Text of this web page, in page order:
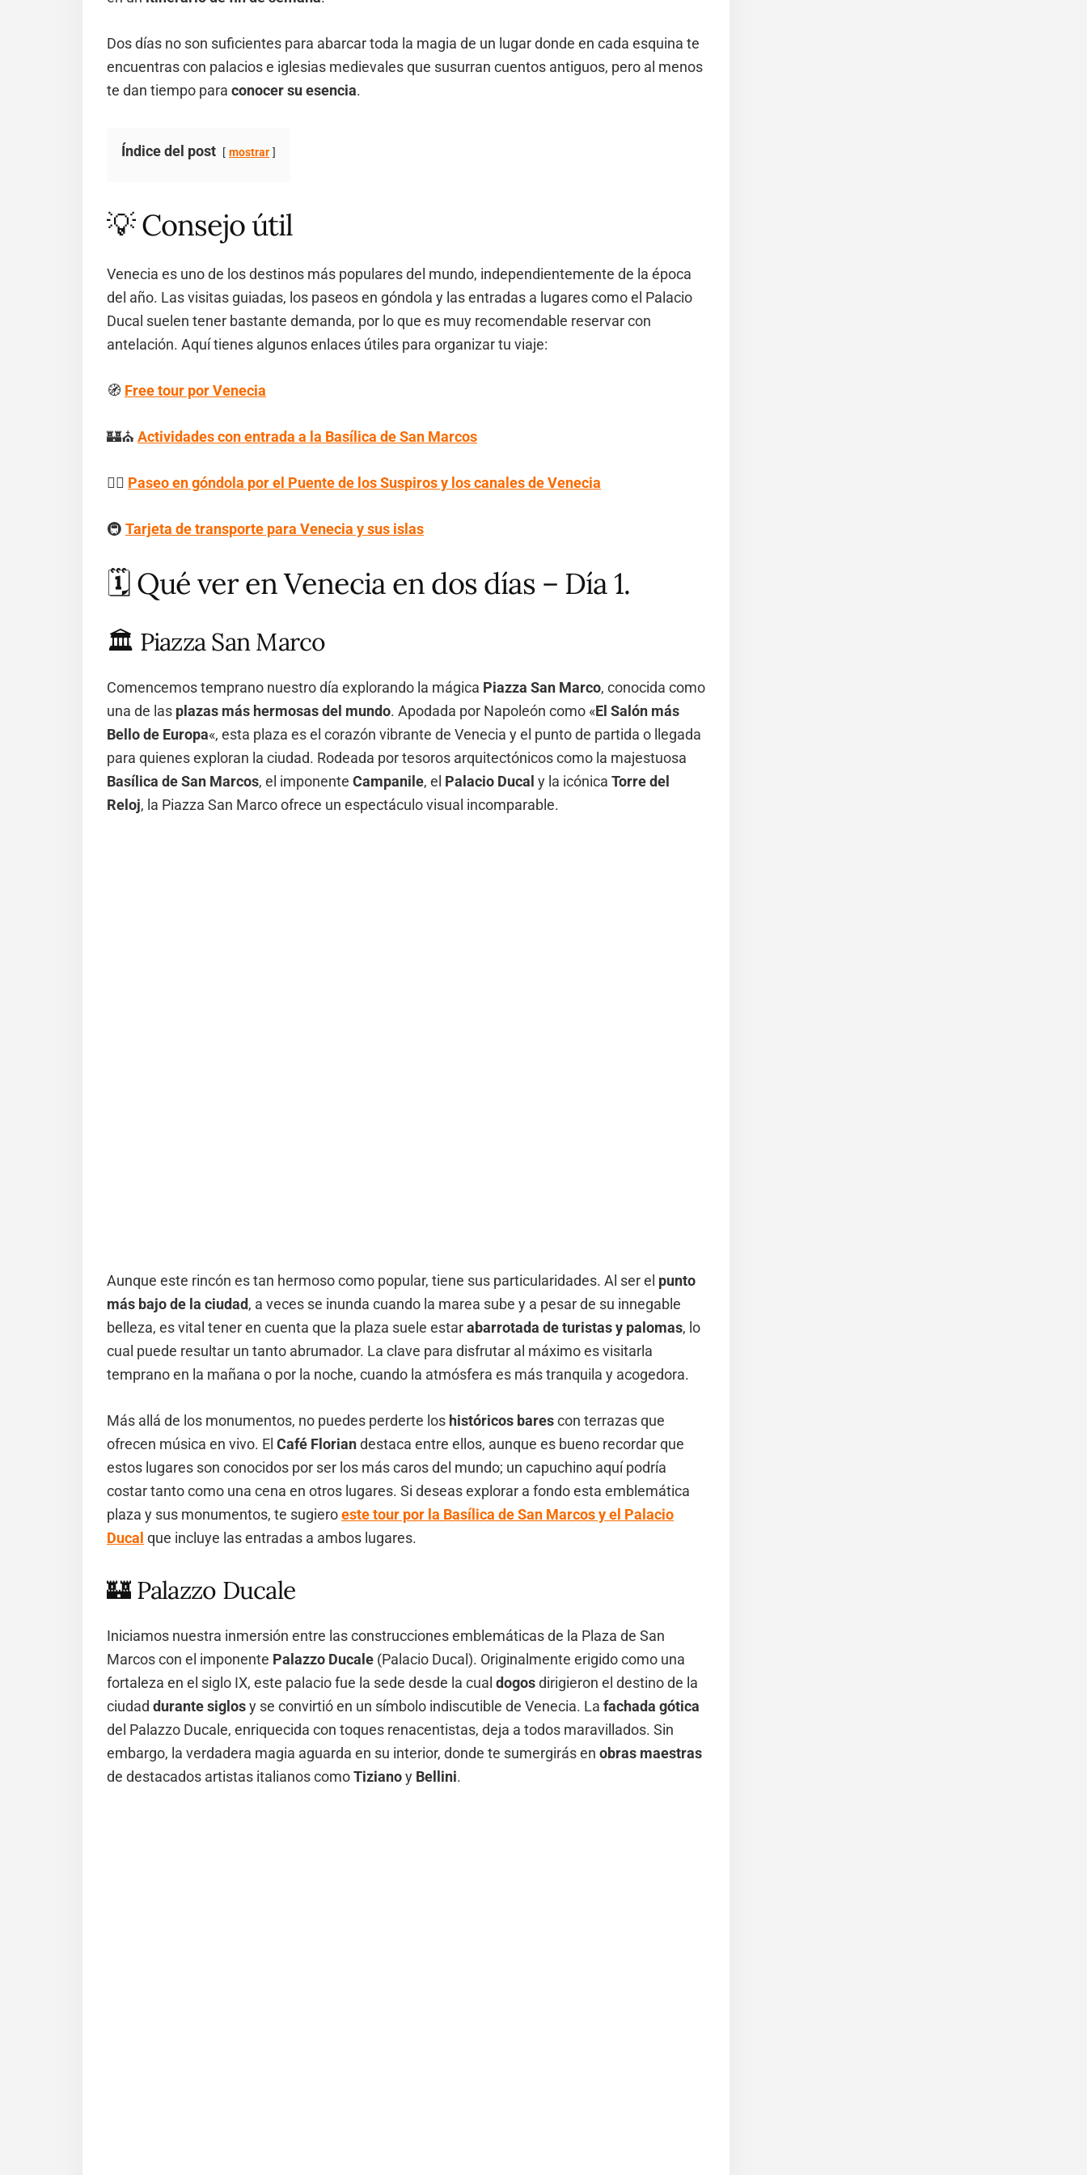
Dos días no son suficientes para abarcar toda la magia de un lugar donde en cada esquina te
encuentras con palacios e iglesias medievales que susurran cuentos antiguos, pero al menos
te dan tiempo para conocer su esencia.
Índice del post mostrar
💡 Consejo útil
Venecia es uno de los destinos más populares del mundo, independientemente de la época
del año. Las visitas guiadas, los paseos en góndola y las entradas a lugares como el Palacio
Ducal suelen tener bastante demanda, por lo que es muy recomendable reservar con
antelación. Aquí tienes algunos enlaces útiles para organizar tu viaje:
🧭 Free tour por Venecia
🏰⛪Actividades con entrada a la Basílica de San Marcos
🚣‍♂️ Paseo en góndola por el Puente de los Suspiros y los canales de Venecia
🚇 Tarjeta de transporte para Venecia y sus islas
🗓️ Qué ver en Venecia en dos días – Día 1.
🏛️ Piazza San Marco
Comencemos temprano nuestro día explorando la mágica Piazza San Marco, conocida como
una de las plazas más hermosas del mundo. Apodada por Napoleón como «El Salón más
Bello de Europa«, esta plaza es el corazón vibrante de Venecia y el punto de partida o llegada
para quienes exploran la ciudad. Rodeada por tesoros arquitectónicos como la majestuosa
Basílica de San Marcos, el imponente Campanile, el Palacio Ducal y la icónica Torre del
Reloj, la Piazza San Marco ofrece un espectáculo visual incomparable.
Aunque este rincón es tan hermoso como popular, tiene sus particularidades. Al ser el punto
más bajo de la ciudad, a veces se inunda cuando la marea sube y a pesar de su innegable
belleza, es vital tener en cuenta que la plaza suele estarabarrotada de turistas y palomas, lo
cual puede resultar un tanto abrumador. La clave para disfrutar al máximo es visitarla
temprano en la mañana o por la noche, cuando la atmósfera es más tranquila y acogedora.
Más allá de los monumentos, no puedes perderte los históricos barescon terrazas que
ofrecen música en vivo. El Café Floriandestaca entre ellos, aunque es bueno recordar que
estos lugares son conocidos por ser los más caros del mundo; un capuchino aquí podría
costar tanto como una cena en otros lugares. Si deseas explorar a fondo esta emblemática
plaza y sus monumentos, te sugieroeste tour por la Basílica de San Marcos y el Palacio
Ducal que incluye las entradas a ambos lugares.
🏰 Palazzo Ducale
Iniciamos nuestra inmersión entre las construcciones emblemáticas de la Plaza de San
Marcos con el imponente Palazzo Ducale (Palacio Ducal). Originalmente erigido como una
fortaleza en el siglo IX, este palacio fue la sede desde la cual dogosdirigieron el destino de la
ciudad durante siglosy se convirtió en un símbolo indiscutible de Venecia. La fachada gótica
del Palazzo Ducale, enriquecida con toques renacentistas, deja a todos maravillados. Sin
embargo, la verdadera magia aguarda en su interior, donde te sumergirás en obras maestras
de destacados artistas italianos comoTizianoy Bellini.